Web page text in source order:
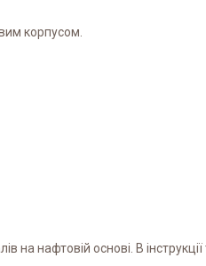
корпусом.
на нафтовій основі. В